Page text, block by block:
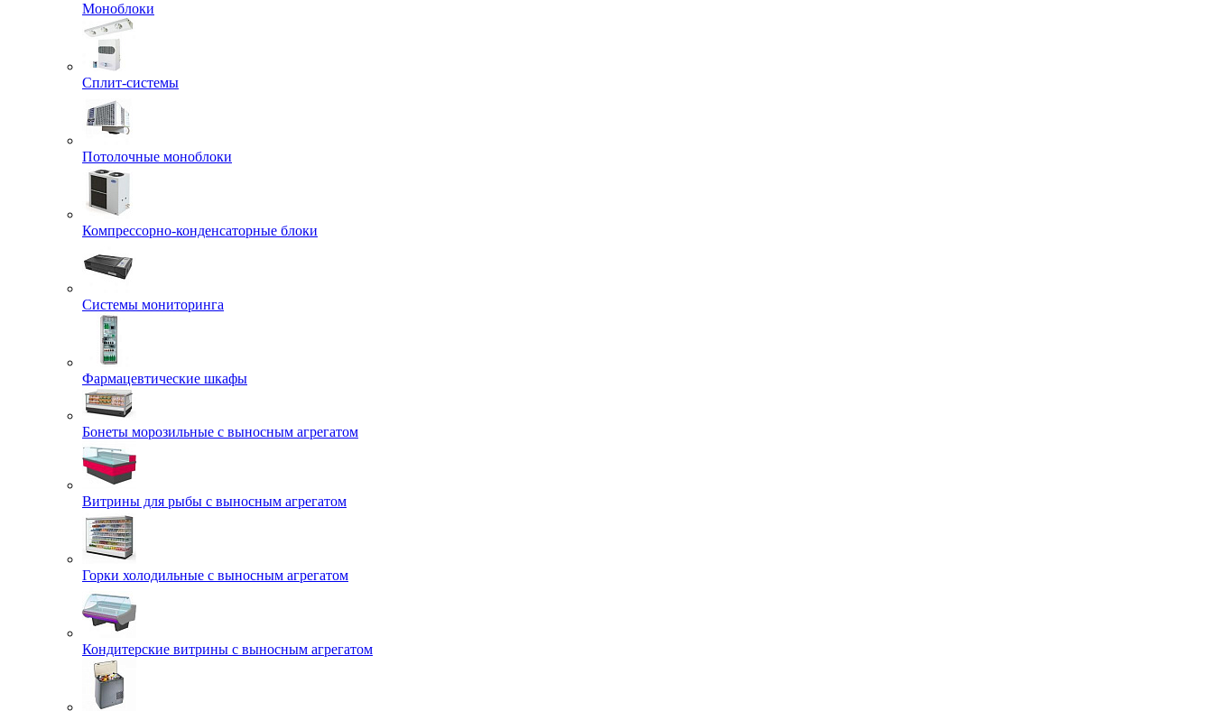
Моноблоки
Сплит-системы
Потолочные моноблоки
Компрессорно-конденсаторные блоки
Системы мониторинга
Фармацевтические шкафы
Бонеты морозильные с выносным агрегатом
Витрины для рыбы с выносным агрегатом
Горки холодильные с выносным агрегатом
Кондитерские витрины с выносным агрегатом